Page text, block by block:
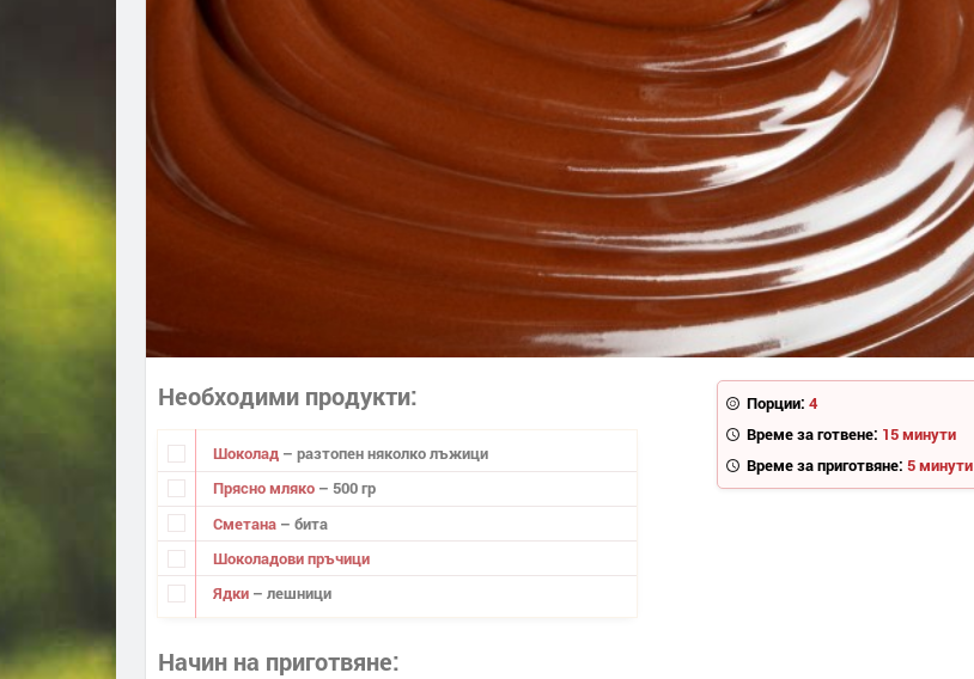
Порции: 4
Време за готвене: 15 минути
Време за приготвяне: 5 минути
Необходими продукти
Шоколад – разтопен няколко лъжици
Прясно мляко – 500 гр
Сметана – бита
Шоколадови пръчици
Ядки – лешници
Начин на приготвяне